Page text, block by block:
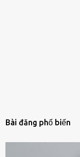
Bài đăng phổ biến